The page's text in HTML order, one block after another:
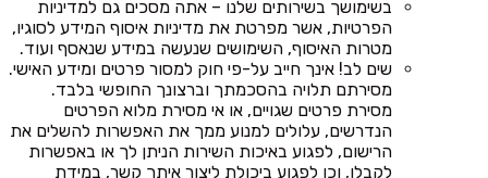
בשימושך בשירותים שלנו – אתה מסכים גם למדיניות
הפרטיות, אשר מפרטת את מדיניות איסוף המידע לסוגיו,
מטרות האיסוף, השימושים שנעשה במידע שנאסף ועוד.
שים לב! אינך חייב על-פי חוק למסור פרטים ומידע האישי.
מסירתם תלויה בהסכמתך וברצונך החופשי בלבד.
מסירת פרטים שגויים, או אי מסירת מלוא הפרטים
הנדרשים, עלולים למנוע ממך את האפשרות להשלים את
הרישום, לפגוע באיכות השירות הניתן לך או באפשרות
לקבלו, וכן לפגוע ביכולת ליצור איתך קשר, במידת